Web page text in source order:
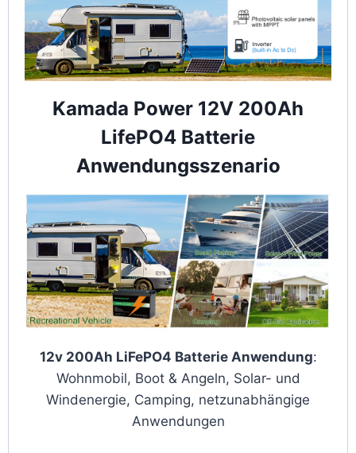
Kamada Power 12V 200Ah
LifePO4 Batterie
Anwendungsszenario
12v 200Ah LiFePO4 Batterie Anwendung:
Wohnmobil, Boot & Angeln, Solar- und
Windenergie, Camping, netzunabhängige
Anwendungen